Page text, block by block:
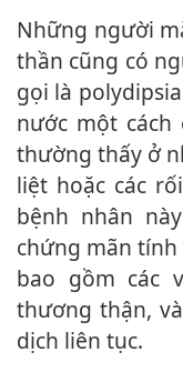
Những người mắc một số chứng rối loạn tâm
thần cũng có
gọi là
nước một
thường thấy ở
liệt hoặc các
bệnh nhân
chứng mãn
bao gồm các
thương thận,
dịch liên tục.